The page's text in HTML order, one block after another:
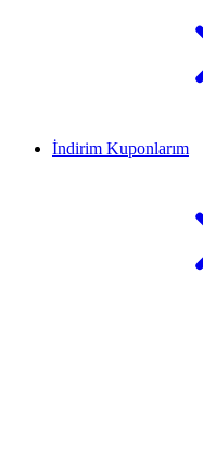
İndirim Kuponlarım